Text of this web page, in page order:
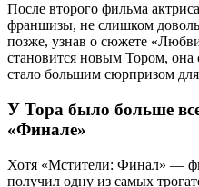
После второго фильма
франшизы, не слишком
позже, узнав о сюжете
становится новым Тором, она
стало большим сюрпризом
У Тора было больше
«Финале»
Хотя «Мстители: Финал» —
получил одну из самых